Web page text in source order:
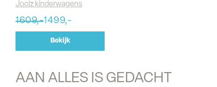
Joolz kinderwagens
1609,-1499,-
Bekijk
AAN ALLES IS GEDACHT